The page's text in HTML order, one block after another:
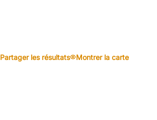
Partager les résultats Montrer la carte